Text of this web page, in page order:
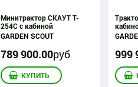
Минитрактор СКАУТ T-
254С с кабиной
GARDEN SCOUT
789 900.00руб
КУПИТЬ
999